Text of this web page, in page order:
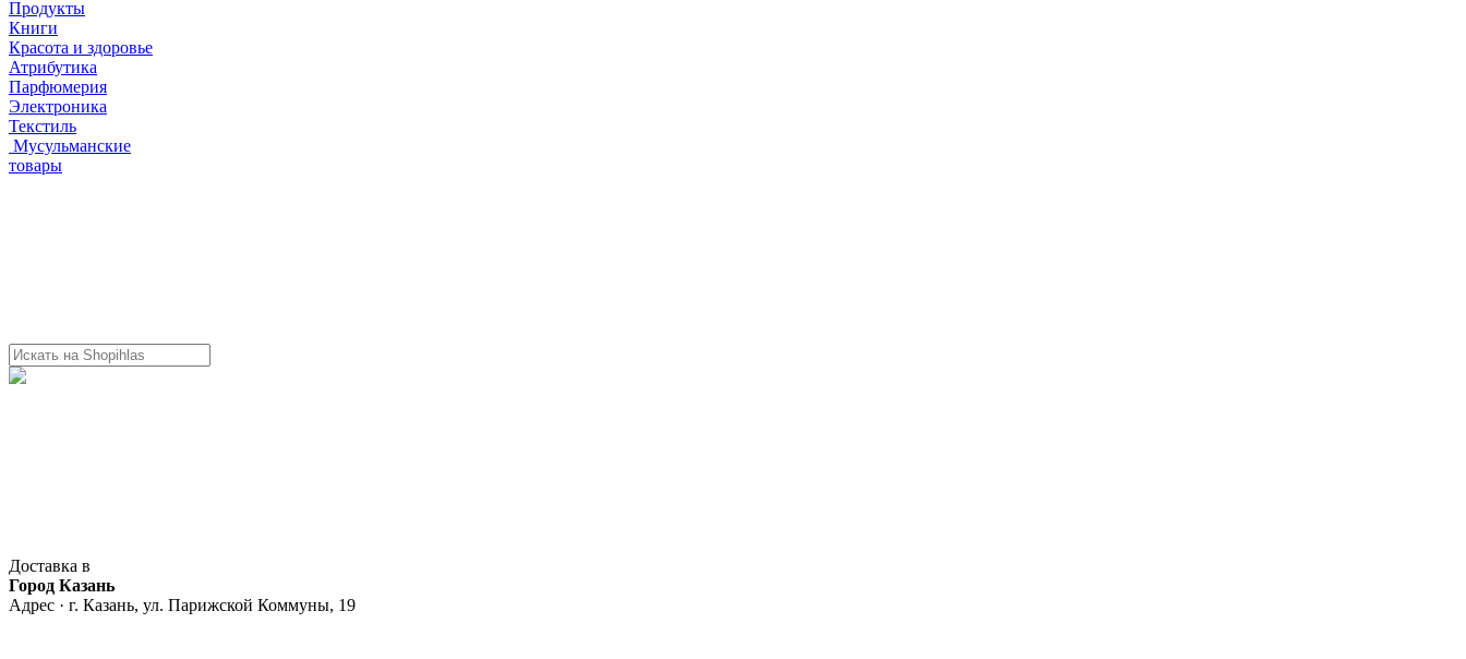
Продукты
Книги
Красота и здоровье
Атрибутика
Парфюмерия
Электроника
Текстиль
Мусульманские
товары
Доставка в
Город Казань
Адрес · г. Казань, ул. Парижской Коммуны, 19